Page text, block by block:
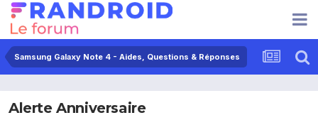
Samsung Galaxy Note 4 - Aides, Questions & Réponses
Alerte Anniversaire